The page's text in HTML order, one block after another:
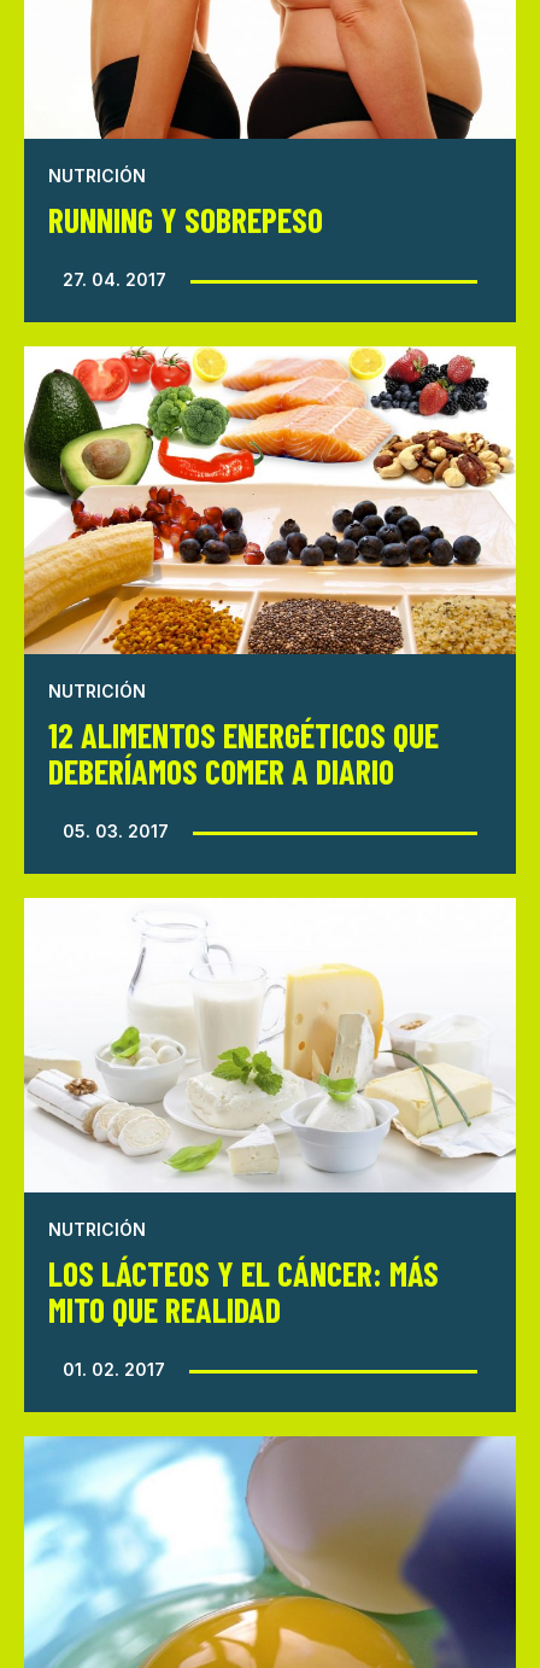
NUTRICIÓN
RUNNING Y SOBREPESO
27. 04. 2017
NUTRICIÓN
12 ALIMENTOS ENERGÉTICOS QUE
DEBERÍAMOS COMER A DIARIO
05. 03. 2017
NUTRICIÓN
LOS LÁCTEOS Y EL CÁNCER: MÁS
MITO QUE REALIDAD
01. 02. 2017